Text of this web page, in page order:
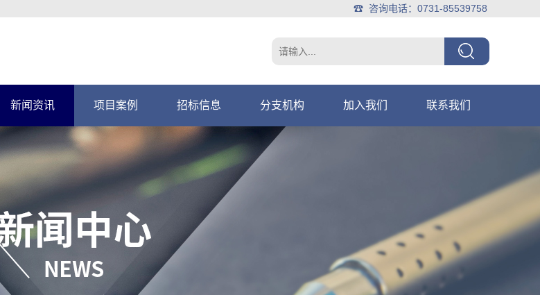
☎ 咨询电话：0731-85539758
新闻资讯 项目案例 招标信息 分支机构 加入我们 联系我们